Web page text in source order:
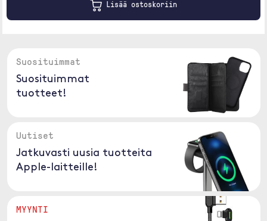
Lisää ostoskoriin
Suosituimmat
Suosituimmat
tuotteet!
Uutiset
Jatkuvasti uusia tuotteita
Apple-laitteille!
MYYNTI